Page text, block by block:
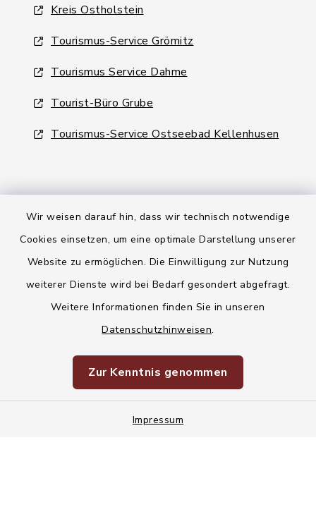
Wir weisen darauf hin, dass wir technisch notwendige
Cookies einsetzen, um eine optimale Darstellung unserer
Website zu ermöglichen. Die Einwilligung zur Nutzung
weiterer Dienste wird bei Bedarf gesondert abgefragt.
Weitere Informationen finden Sie in unseren
Datenschutzhinweisen.
Zur Kenntnis genommen
Impressum
Kreis Ostholstein
Tourismus-Service Grömitz
Tourismus Service Dahme
Tourist-Büro Grube
Tourismus-Service Ostseebad Kellenhusen
Kontakt
Datenschutz
Impressum
Sitemap